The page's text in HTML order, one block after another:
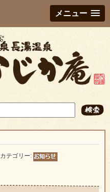
メニュー
カテゴリー: